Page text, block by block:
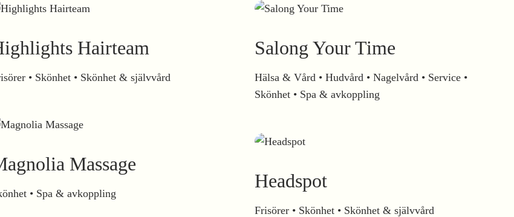
Hairteam
• Skönhet • Skönhet & självvård
Salong Your Time
Hälsa & Vård • Hudvård • Nagelvård • Service •
Skönhet • Spa & avkoppling
Massage
• Spa & avkoppling
Headspot
Frisörer • Skönhet • Skönhet & självvård